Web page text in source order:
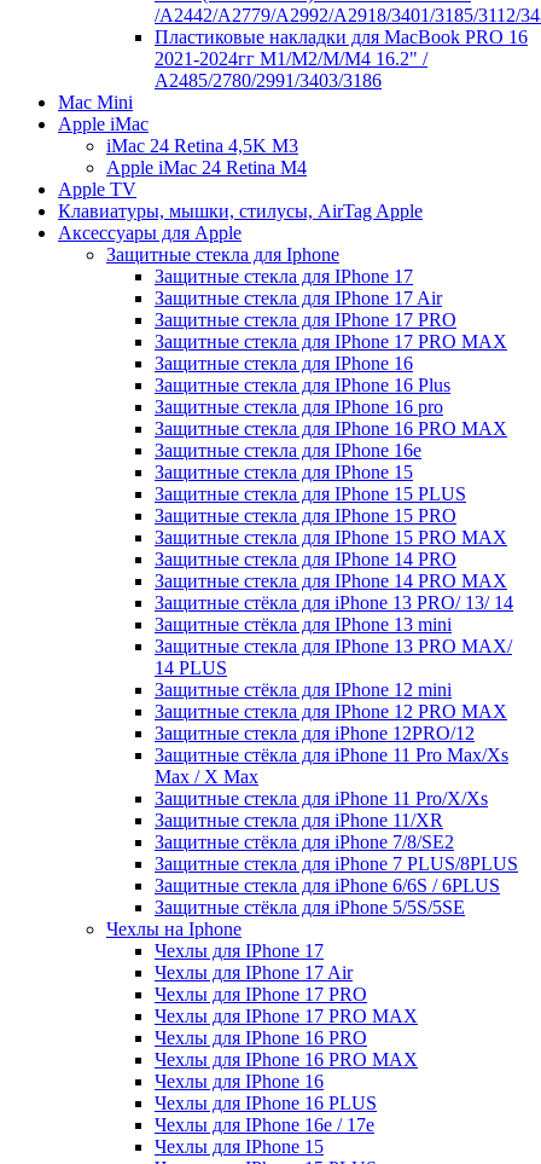
/A2442/A2779/A2992/A2918/3401/3185/3112/
Пластиковые накладки для MacBook PRO 16
2021-2024гг M1/M2/M/M4 16.2" /
А2485/2780/2991/3403/3186
Mac Mini
Apple iMac
iMac 24 Retina 4,5K M3
Apple iMac 24 Retina M4
Apple TV
Клавиатуры, мышки, стилусы, AirTag Apple
Аксессуары для Apple
Защитные стекла для Iphone
Защитные стекла для IPhone 17
Защитные стекла для IPhone 17 Air
Защитные стекла для IPhone 17 PRO
Защитные стекла для IPhone 17 PRO MAX
Защитные стекла для IPhone 16
Защитные стекла для IPhone 16 Plus
Защитные стекла для IPhone 16 pro
Защитные стекла для IPhone 16 PRO MAX
Защитные стекла для IPhone 16e
Защитные стекла для IPhone 15
Защитные стекла для IPhone 15 PLUS
Защитные стекла для IPhone 15 PRO
Защитные стекла для IPhone 15 PRO MAX
Защитные стекла для IPhone 14 PRO
Защитные стекла для IPhone 14 PRO MAX
Защитные стёкла для iPhone 13 PRO/ 13/ 14
Защитные стёкла для IPhone 13 mini
Защитные стекла для IPhone 13 PRO MAX/
14 PLUS
Защитные стёкла для IPhone 12 mini
Защитные стекла для IPhone 12 PRO MAX
Защитные стекла для iPhone 12PRO/12
Защитные стёкла для iPhone 11 Pro Max/Xs
Max / X Max
Защитные стекла для iPhone 11 Pro/X/Xs
Защитные стекла для iPhone 11/XR
Защитные стёкла для iPhone 7/8/SE2
Защитные стекла для iPhone 7 PLUS/8PLUS
Защитные стекла для iPhone 6/6S / 6PLUS
Защитные стёкла для iPhone 5/5S/5SE
Чехлы на Iphone
Чехлы для IPhone 17
Чехлы для IPhone 17 Air
Чехлы для IPhone 17 PRO
Чехлы для IPhone 17 PRO MAX
Чехлы для IPhone 16 PRO
Чехлы для IPhone 16 PRO MAX
Чехлы для IPhone 16
Чехлы для IPhone 16 PLUS
Чехлы для IPhone 16e / 17e
Чехлы для IPhone 15